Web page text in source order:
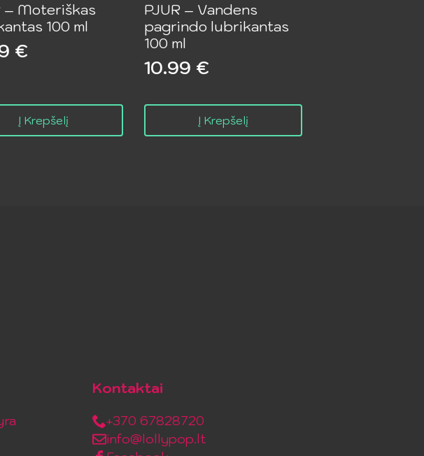
– Moteriškas
100 ml
€
Į Krepšelį
PJUR – Vandens
pagrindo lubrikantas
100 ml
10.99 €
Į Krepšelį
Kontaktai
+370 67828720
info@lollypop.lt